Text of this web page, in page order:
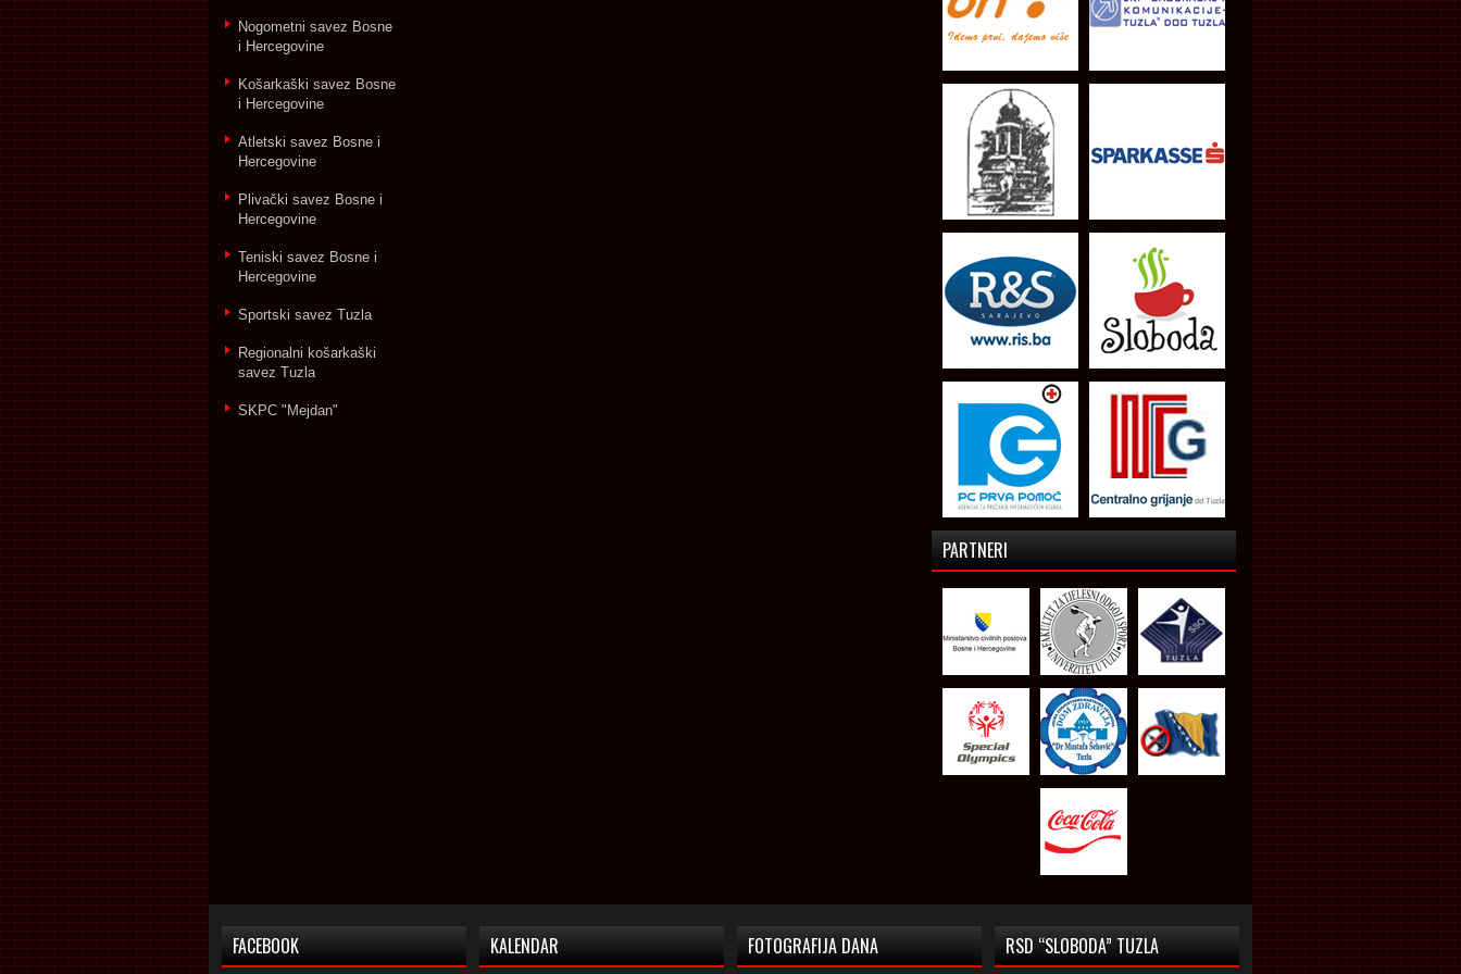
Nogometni savez Bosne
i Hercegovine
Košarkaški savez Bosne
i Hercegovine
Atletski savez Bosne i
Hercegovine
Plivački savez Bosne i
Hercegovine
Teniski savez Bosne i
Hercegovine
Sportski savez Tuzla
Regionalni košarkaški
savez Tuzla
SKPC "Mejdan"
PARTNERI
FACEBOOK KALENDAR FOTOGRAFIJA DANA RSD “SLOBODA” TUZLA